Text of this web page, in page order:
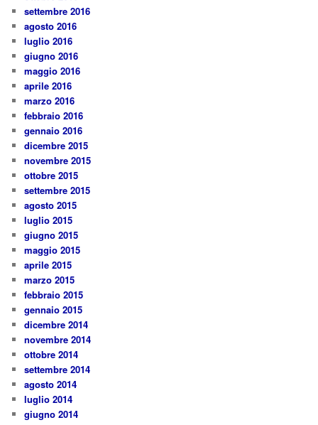
settembre 2016
agosto 2016
luglio 2016
giugno 2016
maggio 2016
aprile 2016
marzo 2016
febbraio 2016
gennaio 2016
dicembre 2015
novembre 2015
ottobre 2015
settembre 2015
agosto 2015
luglio 2015
giugno 2015
maggio 2015
aprile 2015
marzo 2015
febbraio 2015
gennaio 2015
dicembre 2014
novembre 2014
ottobre 2014
settembre 2014
agosto 2014
luglio 2014
giugno 2014